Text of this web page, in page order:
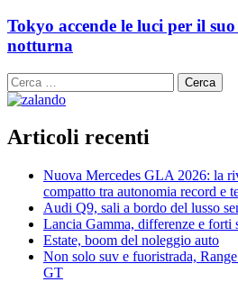
Tokyo accende le luci per il
notturna
Ricerca
per:
Articoli recenti
Nuova Mercedes GLA 2026: la
compatto tra autonomia record e
Audi Q9, sali a bordo del lusso
Lancia Gamma, differenze e forti
Estate, boom del noleggio auto
Non solo suv e fuoristrada,
GT